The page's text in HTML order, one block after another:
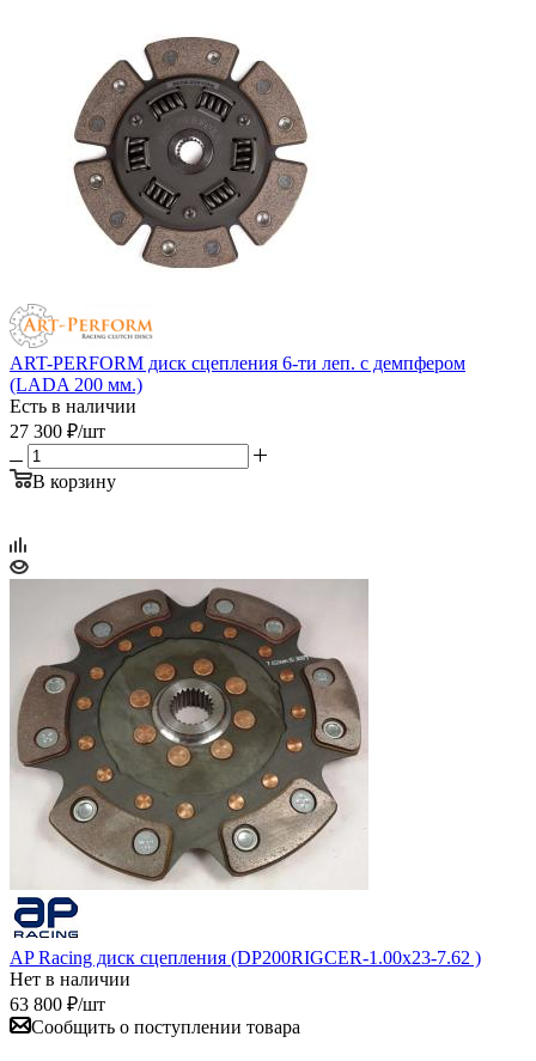
ART-PERFORM диск сцепления 6-ти леп. с демпфером
(LADA 200 мм.)
Есть в наличии
27 300 ₽/шт
В корзину
AP Racing диск сцепления (DP200RIGCER-1.00x23-7.62 )
Нет в наличии
63 800 ₽/шт
Сообщить о поступлении товара